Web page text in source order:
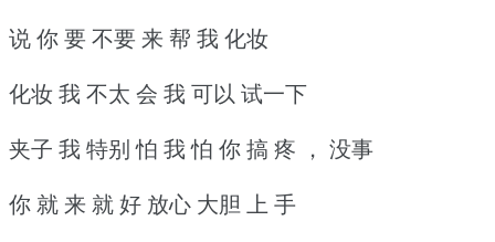
说 你 要 不要 来 帮 我 化妆
化妆 我 不太 会 我 可以 试一下
夹子 我 特别 怕 我 怕 你 搞 疼 ， 没事
你 就 来 就 好 放心 大胆 上 手